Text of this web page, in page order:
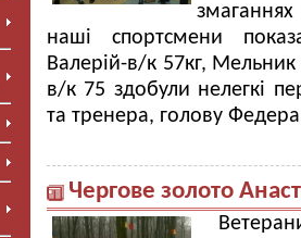
наші спортсмени
Валерій-в/к 57кг,
в/к 75 здобули нелегкі
та тренера, голову
Чергове золото